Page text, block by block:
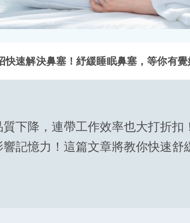
速解決鼻塞！紓緩睡眠鼻塞，等你有覺
下降，連帶工作效率也大打折扣
記憶力！這篇文章將教你快速舒